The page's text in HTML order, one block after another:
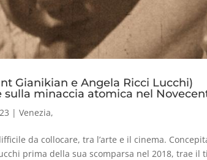
Gianikian e Angela Ricci Lucchi)
sulla minaccia atomica nel
|Venezia,
da collocare, tra l’arte e il cinema.
prima della sua scomparsa nel 2018, trae il